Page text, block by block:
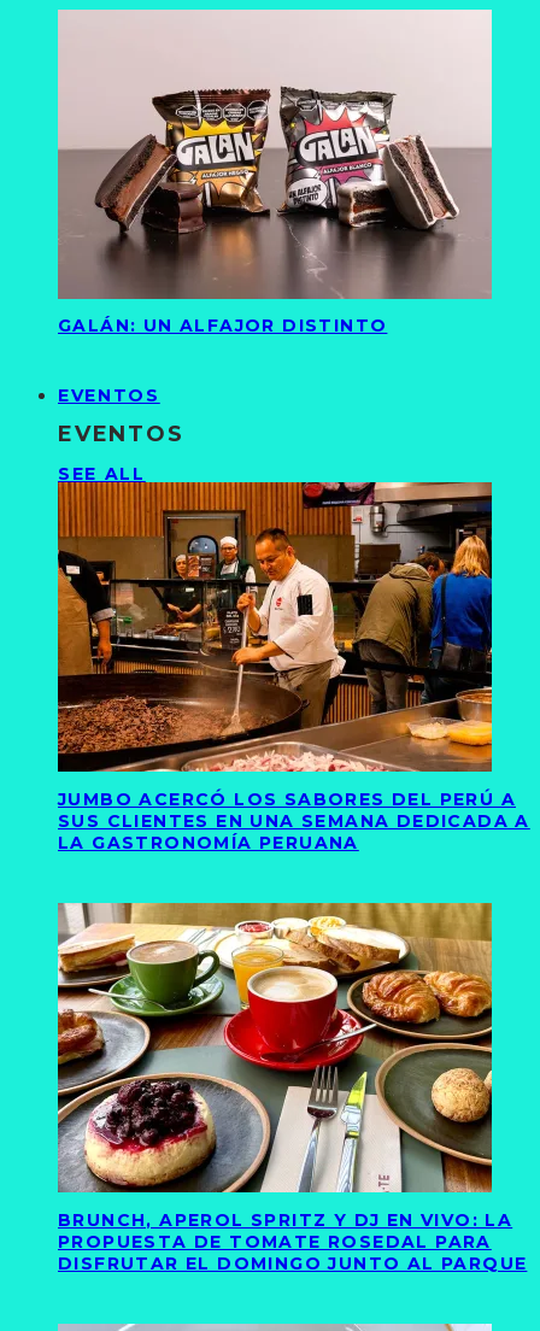
GALÁN: UN ALFAJOR DISTINTO
EVENTOS
EVENTOS
SEE ALL
JUMBO ACERCÓ LOS SABORES DEL PERÚ A
SUS CLIENTES EN UNA SEMANA DEDICADA A
LA GASTRONOMÍA PERUANA
BRUNCH, APEROL SPRITZ Y DJ EN VIVO: LA
PROPUESTA DE TOMATE ROSEDAL PARA
DISFRUTAR EL DOMINGO JUNTO AL PARQUE